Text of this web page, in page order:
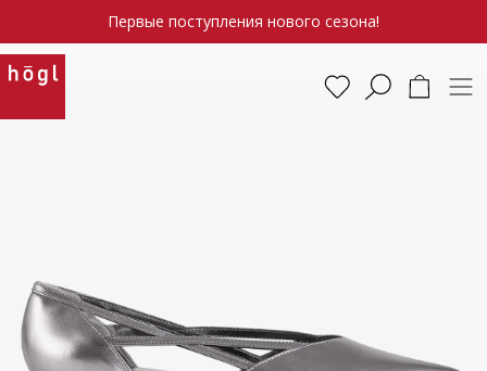
Первые поступления нового сезона!